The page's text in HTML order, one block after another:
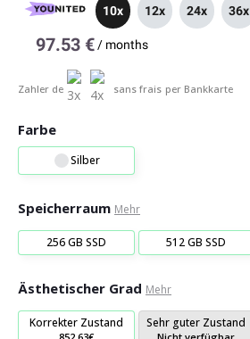
10x 12x 24x 36x
97.53 € / months
Zahler de sans frais per Bankkarte
Farbe
Silber
Speicherraum Mehr
256 GB SSD 512 GB SSD
Ästhetischer Grad Mehr
Korrekter Zustand Sehr guter Zustand